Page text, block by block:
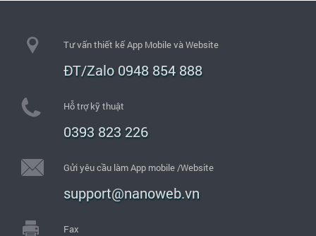
Tư vấn thiết kế App Mobile và Website
ĐT/Zalo 0948 854 888
Hỗ trợ kỹ thuật
0393 823 226
Gửi yêu cầu làm App mobile /Website
support@nanoweb.vn
Fax